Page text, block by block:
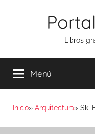
Libros
Menú
Inicio Arquitectura Ski